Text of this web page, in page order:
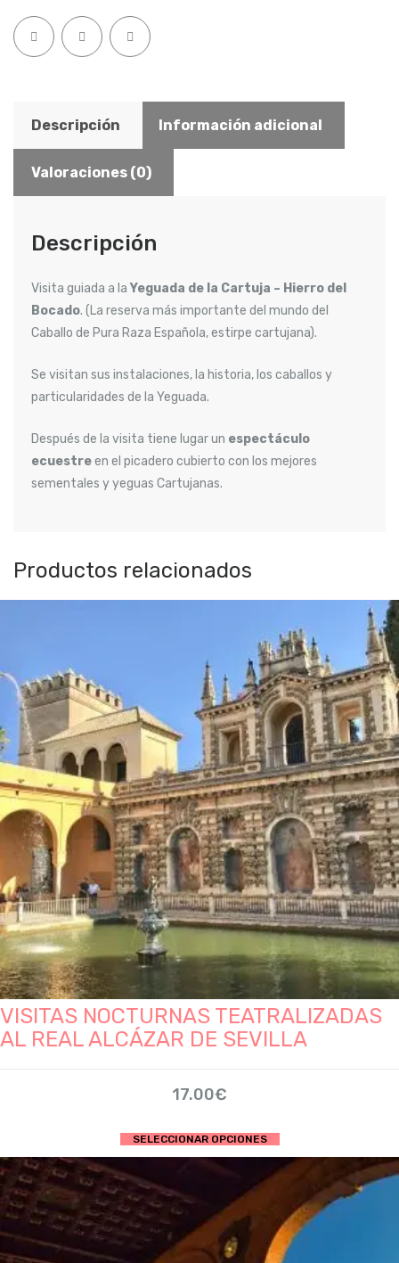
FRONTERA
cantidad
Descripción Información adicional
Valoraciones (0)
Descripción
Visita guiada a la Yeguada de la Cartuja – Hierro del
Bocado. (La reserva más importante del mundo del
Caballo de Pura Raza Española, estirpe cartujana).
Se visitan sus instalaciones, la historia, los caballos y
particularidades de la Yeguada.
Después de la visita tiene lugar un espectáculo
ecuestreen el picadero cubierto con los mejores
sementales y yeguas Cartujanas.
Productos relacionados
VISITAS NOCTURNAS TEATRALIZADAS
AL REAL ALCÁZAR DE SEVILLA
17.00€
SELECCIONAR OPCIONES
producto
tiene
variantes.
Las
opciones
se